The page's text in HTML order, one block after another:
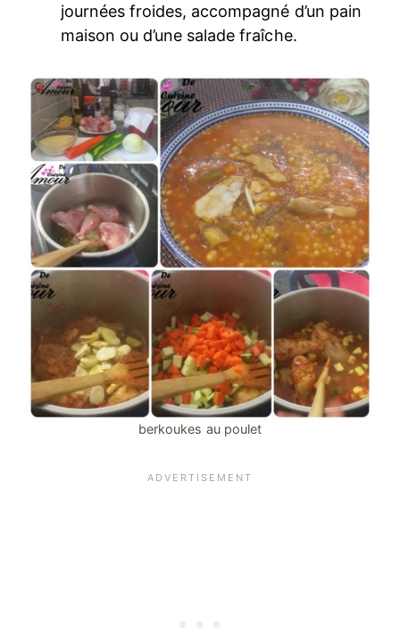
journées froides, accompagné d’un pain
maison ou d’une salade fraîche.
berkoukes au poulet